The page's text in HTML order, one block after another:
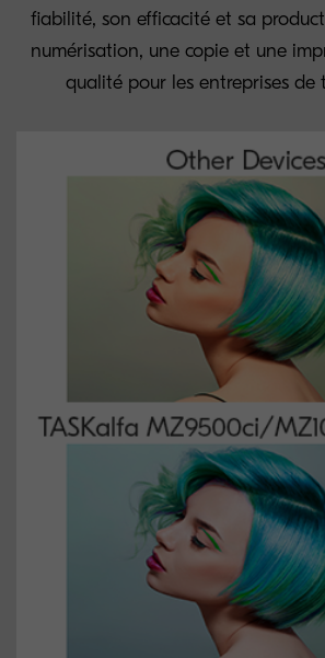
fiabilité, son efficacité et sa
numérisation, une copie et une
qualité pour les entreprises de